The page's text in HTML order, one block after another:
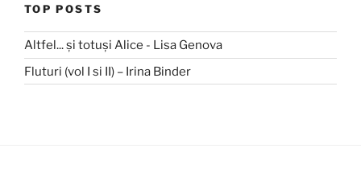
TOP POSTS
Altfel... și totuși Alice - Lisa Genova
Fluturi (vol I si II) – Irina Binder